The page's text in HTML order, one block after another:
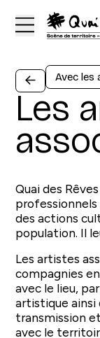
Avec les
Les
Quai des
des actions
population. Il
Les artistes
compagnies
avec le lieu,
artistique ainsi
transmission
avec le